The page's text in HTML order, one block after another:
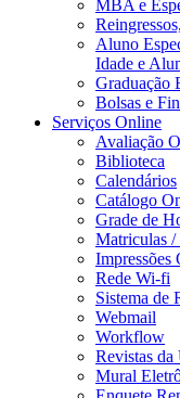
MBA e
Aluno
Idade e
Graduação
Bolsas e
Serviços Online
Avaliação
Biblioteca
Calendários
Catálogo
Grade de
Matriculas /
Impressões
Rede Wi-fi
Sistema de
Webmail
Workflow
Revistas da
Mural